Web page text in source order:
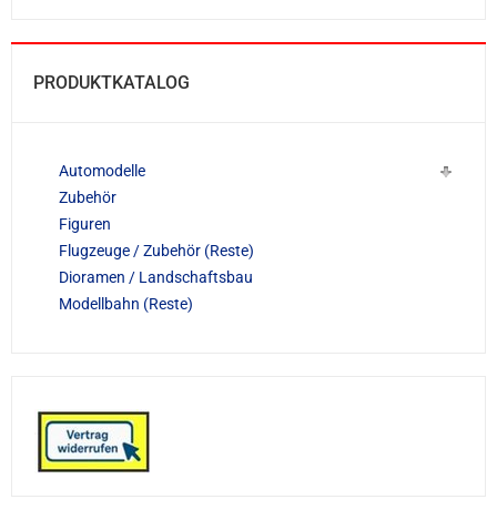
PRODUKTKATALOG
Automodelle
Zubehör
Figuren
Flugzeuge / Zubehör (Reste)
Dioramen / Landschaftsbau
Modellbahn (Reste)